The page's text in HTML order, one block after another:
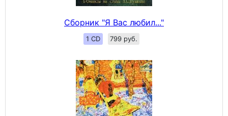
Сборник "Я Вас любил..."
1 CD 799 руб.